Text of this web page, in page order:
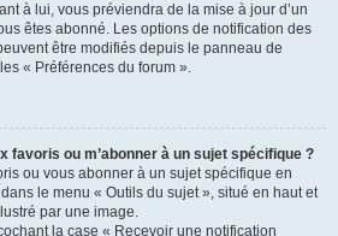
à lui, vous préviendra de la mise à jour d’un
êtes abonné. Les options de notification des
être modifiés depuis le panneau de
« Préférences du forum ».
favoris ou m’abonner à un sujet spécifique ?
ou vous abonner à un sujet spécifique en
le menu « Outils du sujet », situé en haut et
par une image.
la case « Recevoir une notification